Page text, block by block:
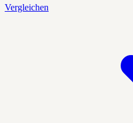
Vergleichen